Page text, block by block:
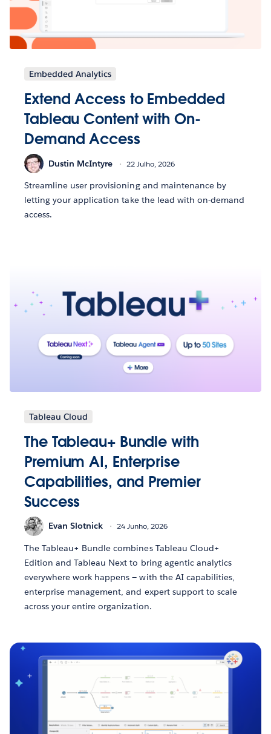
Embedded Analytics
Extend Access to Embedded
Tableau Content with On-
Demand Access
Dustin McIntyre 22 Julho, 2026
Streamline user provisioning and maintenance by
letting your application take the lead with on-demand
access.
Tableau Cloud
The Tableau+ Bundle with
Premium AI, Enterprise
Capabilities, and Premier
Success
Evan Slotnick 24 Junho, 2026
The Tableau+ Bundle combines Tableau Cloud+
Edition and Tableau Next to bring agentic analytics
everywhere work happens — with the AI capabilities,
enterprise management, and expert support to scale
across your entire organization.